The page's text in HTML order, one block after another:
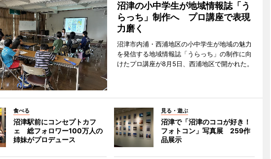
沼津の小中学生が地域情報誌「う
らっち」制作へ プロ講座で表現
力磨く
沼津市内浦・西浦地区の小中学生が地域の魅力
を発信する地域情報誌「うらっち」の制作に向
けたプロ講座が8月5日、西浦地区で開かれた。
食べる
沼津駅前にコンセプトカフ
ェ 総フォロワー100万人の
姉妹がプロデュース
見る・遊ぶ
沼津で「沼津のココが好き！
フォトコン」写真展 259作
品展示